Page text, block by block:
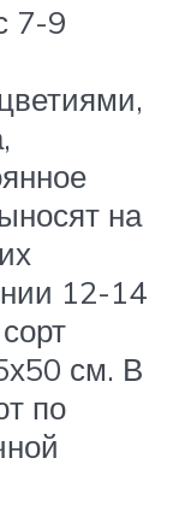
7-9
на
12-14
см. В
по